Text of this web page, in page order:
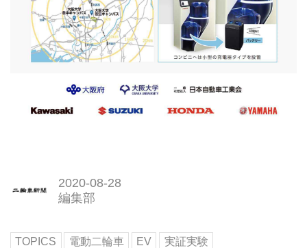
2020-08-28
編集部
TOPICS 電動二輪車 EV
実証実験